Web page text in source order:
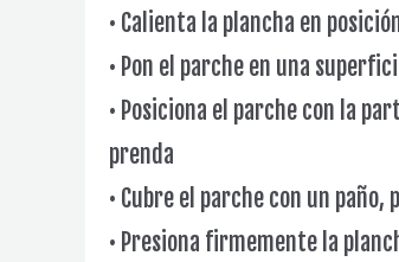
• Calienta la plancha en
• Pon el parche en una
• Posiciona el parche con la
prenda
• Cubre el parche con un
• Presiona firmemente la